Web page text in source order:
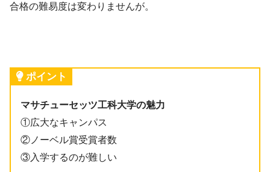
合格の難易度は変わりませんが。
ポイント
マサチューセッツ工科大学の魅力
①広大なキャンパス
②ノーベル賞受賞者数
③入学するのが難しい